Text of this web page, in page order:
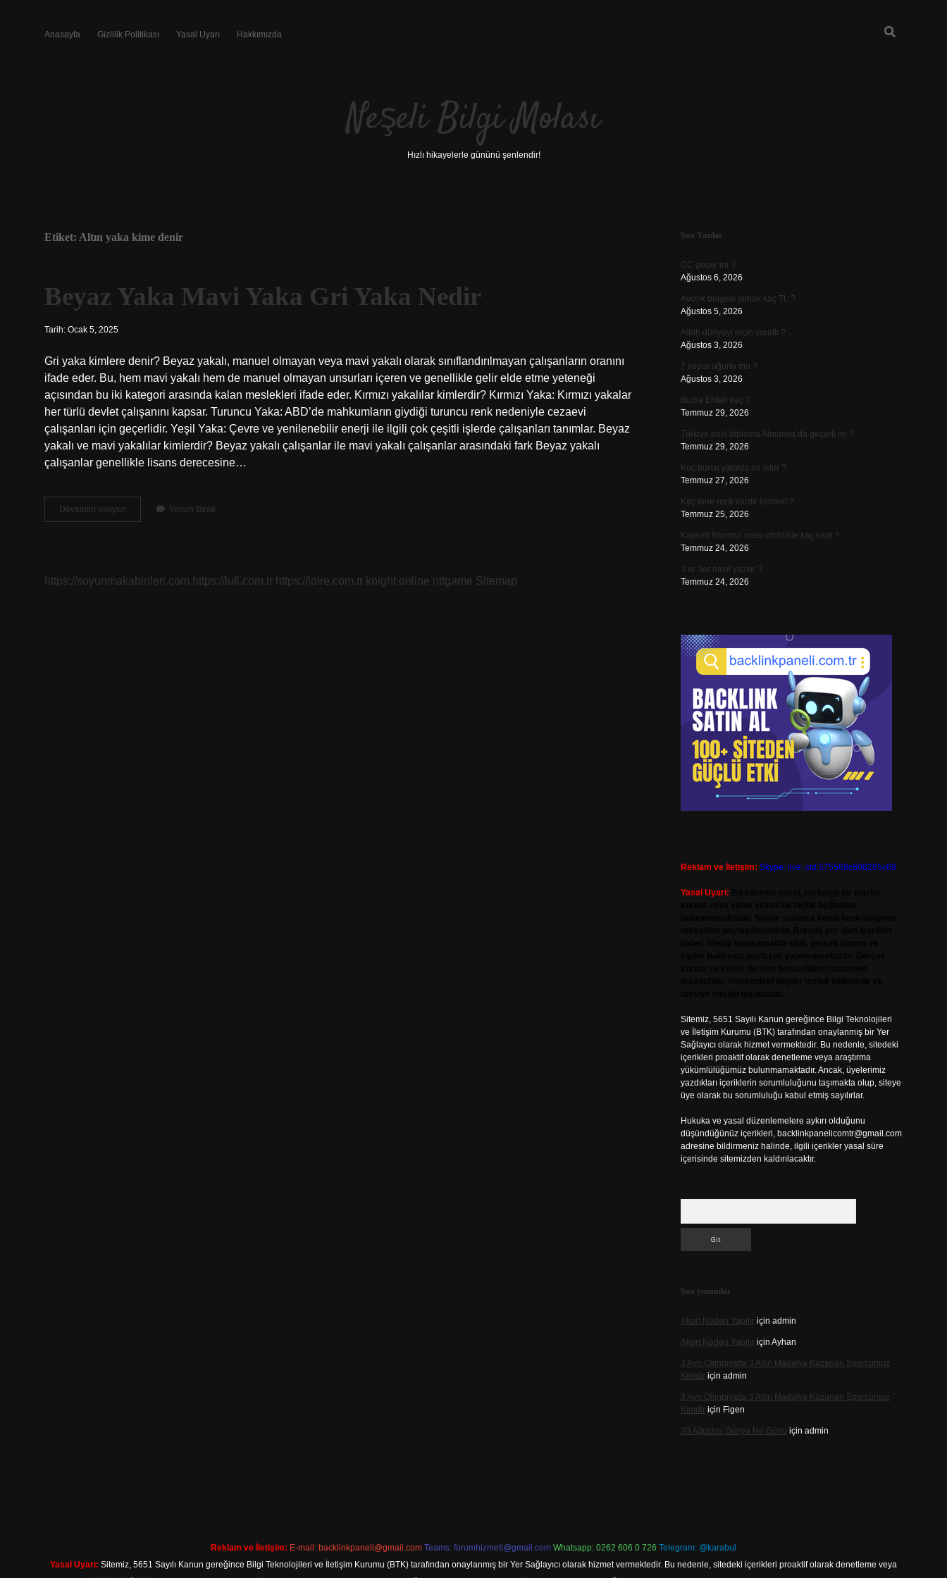
Anasayfa Gizlilik Politikası Yasal Uyarı Hakkımızda
Neşeli Bilgi Molası
Hızlı hikayelerle gününü şenlendir!
Etiket: Altın yaka kime denir
Beyaz Yaka Mavi Yaka Gri Yaka Nedir
Tarih: Ocak 5, 2025
Gri yaka kimlere denir? Beyaz yakalı, manuel olmayan veya mavi yakalı olarak sınıflandırılmayan çalışanların oranını
ifade eder. Bu, hem mavi yakalı hem de manuel olmayan unsurları içeren ve genellikle gelir elde etme yeteneği
açısından bu iki kategori arasında kalan meslekleri ifade eder. Kırmızı yakalılar kimlerdir? Kırmızı Yaka: Kırmızı yakalar
her türlü devlet çalışanını kapsar. Turuncu Yaka: ABD’de mahkumların giydiği turuncu renk nedeniyle cezaevi
çalışanları için geçerlidir. Yeşil Yaka: Çevre ve yenilenebilir enerji ile ilgili çok çeşitli işlerde çalışanları tanımlar. Beyaz
yakalı ve mavi yakalılar kimlerdir? Beyaz yakalı çalışanlar ile mavi yakalı çalışanlar arasındaki fark Beyaz yakalı
çalışanlar genellikle lisans derecesine…
Devamını okuyun
Yaka
Nedir
Yorum Bırak
https://soyunmakabinleri.com https://lufi.com.tr https://loire.com.tr knight online nttgame Sitemap
Sidebar
Son Yazılar
CC geçer mi ?
Ağustos 6, 2026
Avcılık belgesi almak kaç TL ?
Ağustos 5, 2026
Allah dünyayı niçin yarattı ?
Ağustos 3, 2026
7 sayısı uğurlu mu ?
Ağustos 3, 2026
Bursa Erdek kaç ?
Temmuz 29, 2026
Türkiye’deki diploma Almanya’da geçerli mi ?
Temmuz 29, 2026
Koç burcu yatakta ne ister ?
Temmuz 27, 2026
Kaç tane renk vardır isimleri ?
Temmuz 25, 2026
Kayseri İstanbul arası otobüsle kaç saat ?
Temmuz 24, 2026
3 er 3er nasıl yazılır ?
Temmuz 24, 2026
Reklam ve İletişim: Skype: live:.cid.575569c608265c69
Yasal Uyarı:
Sitemiz, 5651 Sayılı Kanun gereğince Bilgi Teknolojileri
ve İletişim Kurumu (BTK) tarafından onaylanmış bir Yer
Sağlayıcı olarak hizmet vermektedir. Bu nedenle, sitedeki
içerikleri proaktif olarak denetleme veya araştırma
yükümlülüğümüz bulunmamaktadır. Ancak, üyelerimiz
yazdıkları içeriklerin sorumluluğunu taşımakta olup, siteye
üye olarak bu sorumluluğu kabul etmiş sayılırlar.
Hukuka ve yasal düzenlemelere aykırı olduğunu
düşündüğünüz içerikleri, backlinkpanelicomtr@gmail.com
adresine bildirmeniz halinde, ilgili içerikler yasal süre
içerisinde sitemizden kaldırılacaktır.
Son yorumlar
Akort Neden Yapılıriçin admin
Akort Neden Yapılıriçin Ayhan
3 Ayrı Olimpiyatta 3 Altın Madalya Kazanan Sporcumuz
Kimdiriçin admin
3 Ayrı Olimpiyatta 3 Altın Madalya Kazanan Sporcumuz
Kimdiriçin Figen
20 Ağustos Dünya Ne Günü için admin
Reklam ve İletişim: E-mail: backlinkpaneli@gmail.com Teams: forumhizmeti@gmail.com Whatsapp: 0262 606 0 726 Telegram: @karabul
Yasal Uyarı: Sitemiz, 5651 Sayılı Kanun gereğince Bilgi Teknolojileri ve İletişim Kurumu (BTK) tarafından onaylanmış bir Yer Sağlayıcı olarak hizmet vermektedir. Bu nedenle, sitedeki içerikleri proaktif olarak denetleme veya